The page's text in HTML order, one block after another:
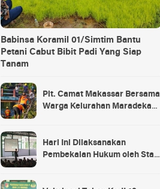
Babinsa Koramil 01/Simtim Bantu
Petani Cabut Bibit Padi Yang Siap
Tanam
Plt. Camat Makassar Bersama
Warga Kelurahan Maradekaya
Hari Ini Dilaksanakan
Pembekalan Hukum oleh Staf